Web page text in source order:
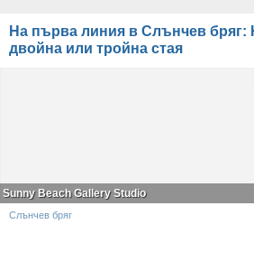
На първа линия в Слънчев бряг:
двойна или тройна стая
Sunny Beach Gallery Studio
Слънчев бряг